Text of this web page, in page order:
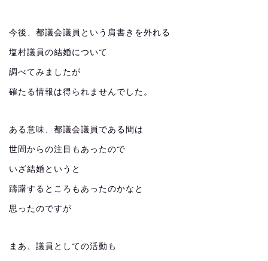
今後、都議会議員という肩書きを外れる
塩村議員の結婚について
調べてみましたが
確たる情報は得られませんでした。
ある意味、都議会議員である間は
世間からの注目もあったので
いざ結婚というと
躊躇するところもあったのかなと
思ったのですが
まあ、議員としての活動も